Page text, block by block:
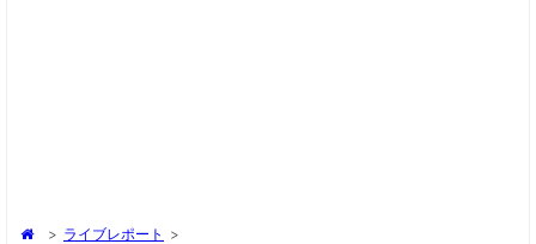
> ライブレポート >